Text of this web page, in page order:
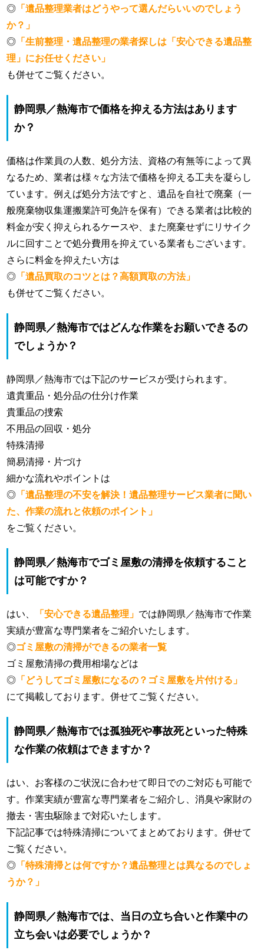
◎ 「遺品整理業者はどうやって選んだらいいのでしょう
か？」
◎ 「生前整理・遺品整理の業者探しは「安心できる遺品整
理」にお任せください」
も併せてご覧ください。
静岡県／熱海市で価格を抑える方法はあります
か？
価格は作業員の人数、処分方法、資格の有無等によって異
なるため、業者は様々な方法で価格を抑える工夫を凝らし
ています。例えば処分方法ですと、遺品を自社で廃棄（一
般廃棄物収集運搬業許可免許を保有）できる業者は比較的
料金が安く抑えられるケースや、また廃棄せずにリサイク
ルに回すことで処分費用を抑えている業者もございます。
さらに料金を抑えたい方は
◎ 「遺品買取のコツとは？高額買取の方法」
も併せてご覧ください。
静岡県／熱海市ではどんな作業をお願いできるの
でしょうか？
静岡県／熱海市では下記のサービスが受けられます。
遺貴重品・処分品の仕分け作業
貴重品の捜索
不用品の回収・処分
特殊清掃
簡易清掃・片づけ
細かな流れやポイントは
◎ 「遺品整理の不安を解決！遺品整理サービス業者に聞い
た、作業の流れと依頼のポイント」
をご覧ください。
静岡県／熱海市でゴミ屋敷の清掃を依頼すること
は可能ですか？
はい、 「安心できる遺品整理」 では静岡県／熱海市で作業
実績が豊富な専門業者をご紹介いたします。
◎ゴミ屋敷の清掃ができるの業者一覧
ゴミ屋敷清掃の費用相場などは
◎ 「どうしてゴミ屋敷になるの？ゴミ屋敷を片付ける」
にて掲載しております。併せてご覧ください。
静岡県／熱海市では孤独死や事故死といった特殊
な作業の依頼はできますか？
はい、お客様のご状況に合わせて即日でのご対応も可能で
す。作業実績が豊富な専門業者をご紹介し、消臭や家財の
撤去・害虫駆除まで対応いたします。
下記記事では特殊清掃についてまとめております。併せて
ご覧ください。
◎ 「特殊清掃とは何ですか？遺品整理とは異なるのでしょ
うか？」
静岡県／熱海市では、当日の立ち合いと作業中の
立ち会いは必要でしょうか？